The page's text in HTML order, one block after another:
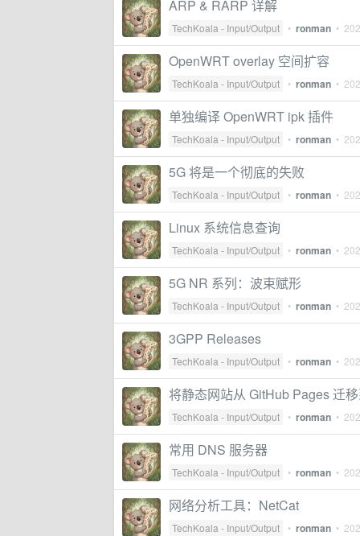
ARP & RARP 详解
TechKoala - Input/Output • ronman •
OpenWRT overlay 空间扩容
TechKoala - Input/Output • ronman •
单独编译 OpenWRT ipk 插件
TechKoala - Input/Output • ronman •
5G 将是一个彻底的失败
TechKoala - Input/Output • ronman •
Linux 系统信息查询
TechKoala - Input/Output • ronman •
5G NR 系列：波束赋形
TechKoala - Input/Output • ronman •
3GPP Releases
TechKoala - Input/Output • ronman •
将静态网站从 GitHub Pages 迁
TechKoala - Input/Output • ronman •
常用 DNS 服务器
TechKoala - Input/Output • ronman •
网络分析工具：NetCat
TechKoala - Input/Output • ronman •